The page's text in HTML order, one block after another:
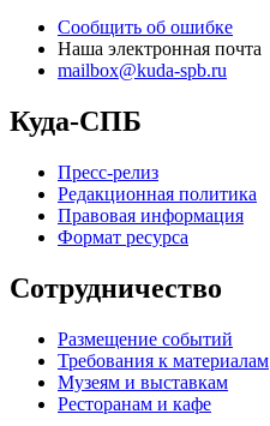
Сообщить об ошибке
Наша электронная почта
mailbox@kuda-spb.ru
Куда-СПБ
Пресс-релиз
Редакционная политика
Правовая информация
Формат ресурса
Сотрудничество
Размещение событий
Требования к материалам
Музеям и выставкам
Ресторанам и кафе